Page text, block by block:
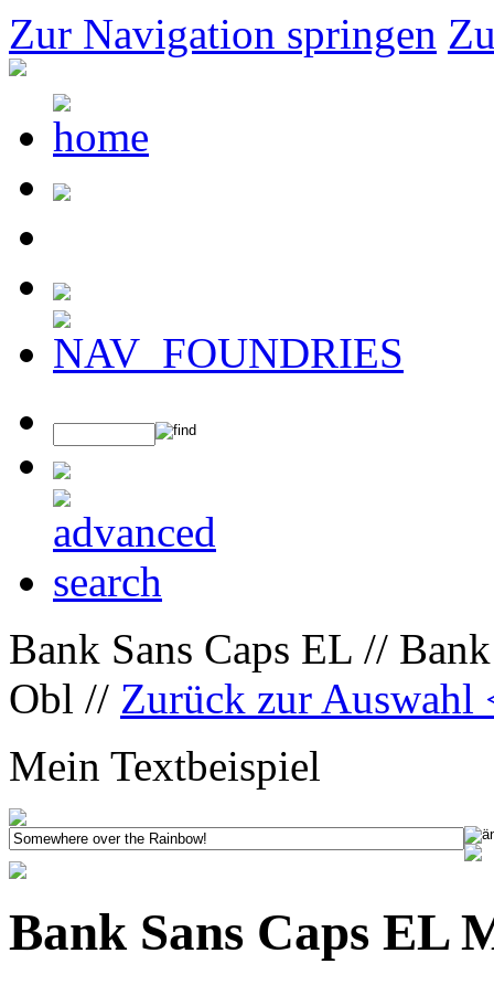
Zur Navigation springen
Bank Sans Caps EL //
Obl // Zurück zur Auswahl
Mein Textbeispiel
Bank Sans Caps EL